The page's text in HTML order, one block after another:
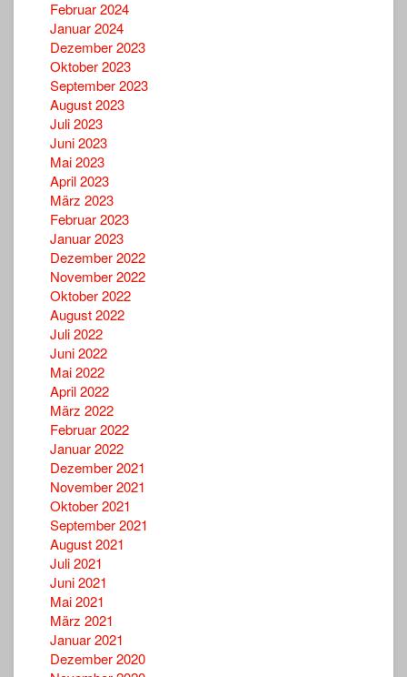
Februar 2024
Januar 2024
Dezember 2023
Oktober 2023
September 2023
August 2023
Juli 2023
Juni 2023
Mai 2023
April 2023
März 2023
Februar 2023
Januar 2023
Dezember 2022
November 2022
Oktober 2022
August 2022
Juli 2022
Juni 2022
Mai 2022
April 2022
März 2022
Februar 2022
Januar 2022
Dezember 2021
November 2021
Oktober 2021
September 2021
August 2021
Juli 2021
Juni 2021
Mai 2021
März 2021
Januar 2021
Dezember 2020